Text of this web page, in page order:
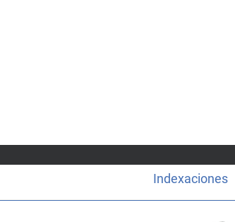
Indexaciones